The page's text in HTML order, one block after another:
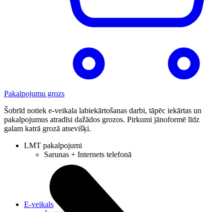
Pakalpojumu grozs
Šobrīd notiek e-veikala labiekārtošanas darbi, tāpēc iekārtas un
pakalpojumus atradīsi dažādos grozos. Pirkumi jānoformē līdz
galam katrā grozā atsevišķi.
LMT pakalpojumi
Sarunas + Internets telefonā
E-veikals